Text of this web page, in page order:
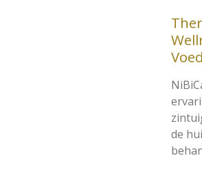
de